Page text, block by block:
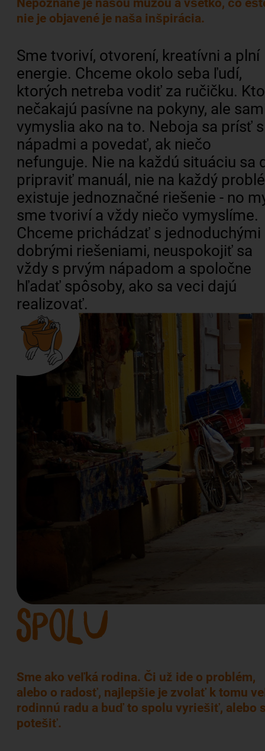
nie je objavené je naša inšpirácia.
Sme tvoriví, otvorení, kreatívni a plní
energie. Chceme okolo seba ľudí,
ktorých netreba vodiť za ručičku.
nečakajú pasívne na pokyny, ale
vymyslia ako na to. Neboja sa prísť s
nápadmi a povedať, ak niečo
nefunguje. Nie na každú situáciu sa
pripraviť manuál, nie na každý
existuje jednoznačné riešenie - no
sme tvoriví a vždy niečo vymyslíme.
Chceme prichádzať s jednoduchými
dobrými riešeniami, neuspokojiť sa
vždy s prvým nápadom a spoločne
hľadať spôsoby, ako sa veci dajú
realizovať.
Sme ako veľká rodina. Či už ide o problém,
alebo o radosť, najlepšie je zvolať k tomu
rodinnú radu a buď to spolu vyriešiť, alebo
potešiť.